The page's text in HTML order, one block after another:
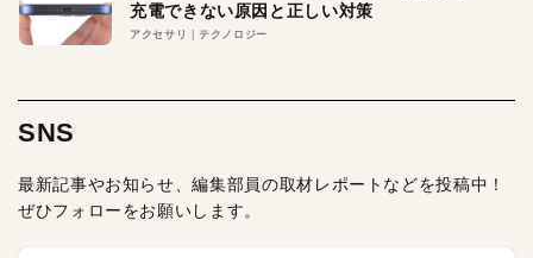
充電できない原因と正しい対策
アクセサリ テクノロジー
SNS
最新記事やお知らせ、編集部員の取材レポートなどを投稿中！
ぜひフォローをお願いします。